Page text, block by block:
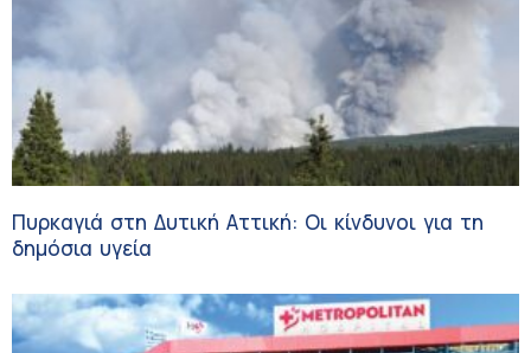
Πυρκαγιά στη Δυτική Αττική: Οι κίνδυνοι για τη
δημόσια υγεία